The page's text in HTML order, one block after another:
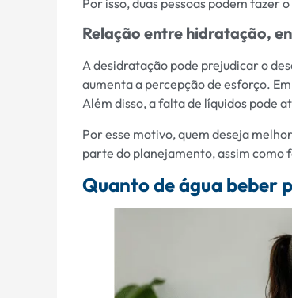
Por isso, duas pessoas podem fazer
Relação entre hidratação,
A desidratação pode prejudicar o
aumenta a percepção de esforço.
Além disso, a falta de líquidos pode
Por esse motivo, quem deseja
parte do planejamento, assim como
Quanto de água beber